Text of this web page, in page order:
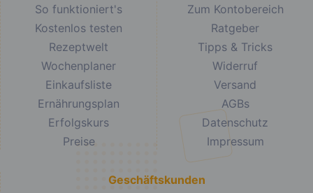
So funktioniert's
Kostenlos testen
Rezeptwelt
Wochenplaner
Einkaufsliste
Ernährungsplan
Erfolgskurs
Preise
Zum Kontobereich
Ratgeber
Tipps & Tricks
Widerruf
Versand
AGBs
Datenschutz
Impressum
Geschäftskunden